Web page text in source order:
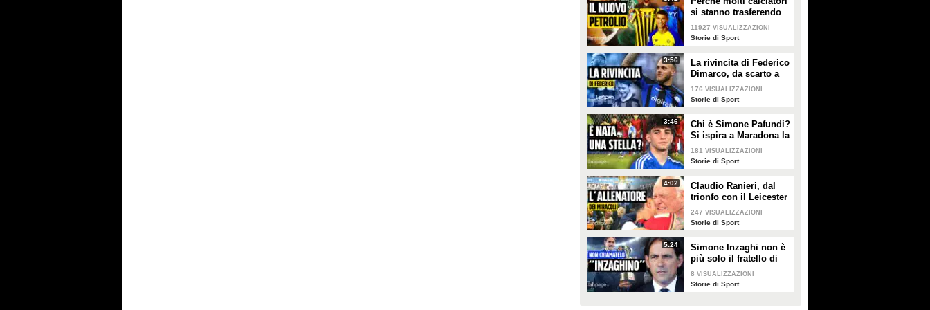
si stanno trasferendo
in Arabia Saudita? NO,
non è (solo) per soldi
11927 VISUALIZZAZIONI
Storie di Sport
3:56
La rivincita di Federico
Dimarco, da scarto a
leader dell'Inter
176 VISUALIZZAZIONI
Storie di Sport
3:46
Chi è Simone Pafundi?
Si ispira a Maradona la
nuova promessa del
calcio italiano
181 VISUALIZZAZIONI
Storie di Sport
4:02
Claudio Ranieri, dal
trionfo con il Leicester
alla promozione del
Cagliari: l'allenatore
247 VISUALIZZAZIONI
Storie di Sport
5:24
Simone Inzaghi non è
più solo il fratello di
Pippo
8 VISUALIZZAZIONI
Storie di Sport